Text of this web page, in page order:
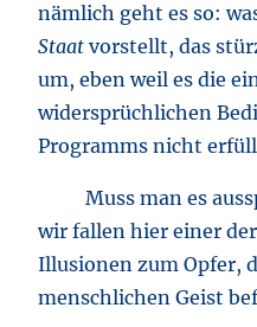
nämlich geht es so:
Staat vorstellt, das
um, eben weil es die
widersprüchlichen
Programms nicht
Muss man es
wir fallen hier einer
Illusionen zum Opfer,
menschlichen Geist